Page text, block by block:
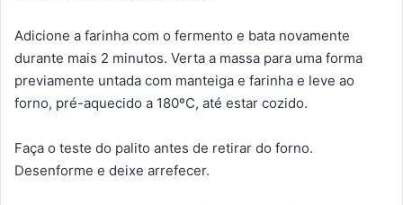
Adicione a farinha com o fermento e bata novamente
durante mais 2 minutos. Verta a massa para uma forma
previamente untada com manteiga e farinha e leve ao
forno, pré-aquecido a 180ºC, até estar cozido.
Faça o teste do palito antes de retirar do forno.
Desenforme e deixe arrefecer.